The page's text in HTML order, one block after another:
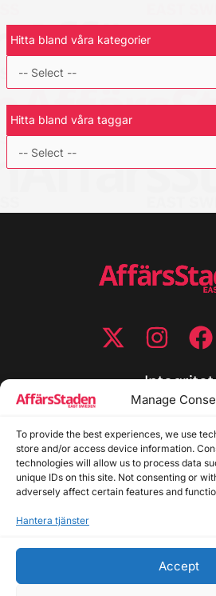
Manage
To provide the best experiences, we use
store and/or access device information.
technologies will allow us to process data
unique IDs on this site. Not consenting or
adversely affect certain features and
Hantera tjänster
Accept
Hitta bland våra kategorier
Hitta bland våra taggar
Integritet
Disclaimer
Redaktionell
Allmänna frågor: